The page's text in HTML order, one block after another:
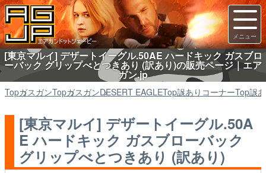
[東京マルイ] デザートイーグル.50AE ハードキック ガスブロ
ーバック グリップべとつきあり (訳あり)の販売ページ｜エア
ガン.jp
TopガスガンTopガスガンDESERT EAGLETop訳ありコーナーTop訳
[東京マルイ] デザートイーグル.50A
E ハードキック ガスブローバック
グリップべとつきあり (訳あり)